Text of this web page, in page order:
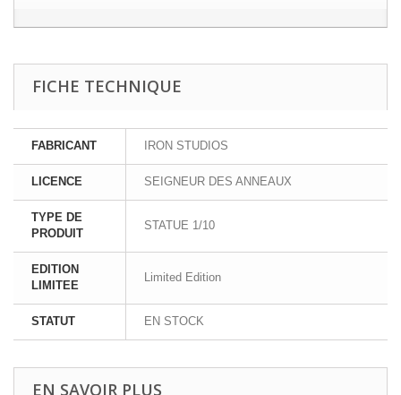
FICHE TECHNIQUE
FABRICANT IRON STUDIOS
LICENCE SEIGNEUR DES ANNEAUX
TYPE DE
PRODUIT
STATUE 1/10
EDITION
LIMITEE
Limited Edition
STATUT EN STOCK
EN SAVOIR PLUS